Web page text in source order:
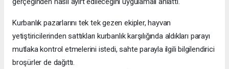
Kurbanlık pazarlarını tek tek gezen ekipler, hayvan
yetiştiricilerinden sattıkları kurbanlık karşılığında aldıkları parayı
mutlaka kontrol etmelerini istedi, sahte parayla ilgili bilgilendirici
broşürler de dağıttı.